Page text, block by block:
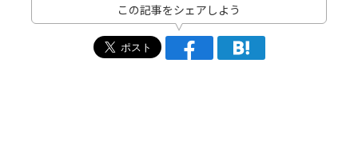
この記事をシェアしよう